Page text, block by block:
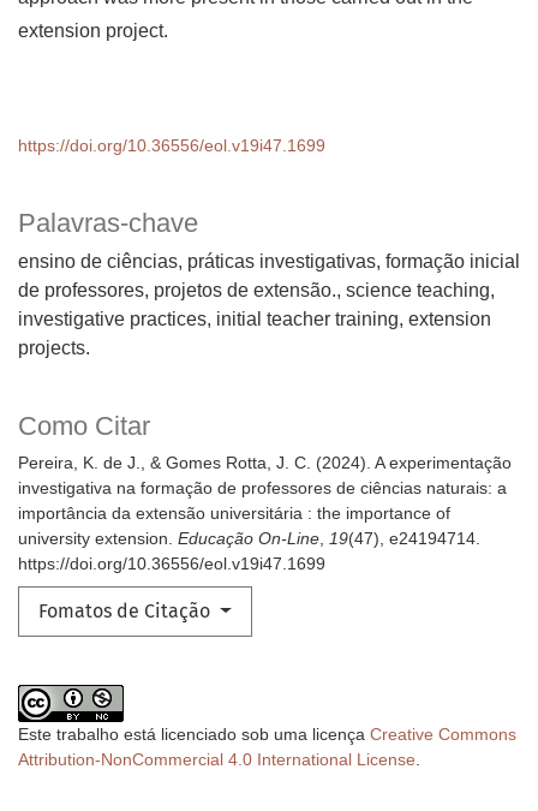
Palavras-chave
ensino de ciências, práticas investigativas, formação inicial
de professores, projetos de extensão. science teaching,
investigative practices, initial teacher training, extension
projects.
Como Citar
Pereira, K. de J., & Gomes Rotta, J. C. (2024). A experimentação
investigativa na formação de professores de ciências naturais: a
importância da extensão universitária : the importance of
university extension. Educação On-Line, 19(47), e24194714.
https://doi.org/10.36556/eol.v19i47.1699
Fomatos de Citação
extension project.
https://doi.org/10.36556/eol.v19i47.1699
Este trabalho está licenciado sob uma licença Creative Commons
Attribution-NonCommercial 4.0 International License.